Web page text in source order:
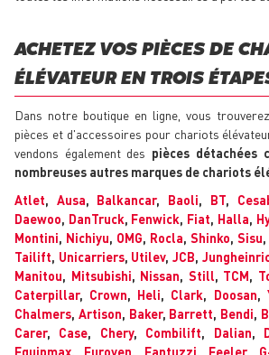
ACHETEZ VOS PIÈCES DE
ÉLÉVATEUR EN TROIS
Dans notre boutique en ligne, vous
pièces et d'accessoires pour chariots
vendons également des pièces détachées
nombreuses autres marques de chariots
Atlet, Ausa, Balkancar, Baoli, BT,
Daewoo, DanTruck, Fenwick, Fiat, Halla,
Montini, Nichiyu, OMG, Rocla, Shinko, Sisu,
Tailift, Unicarriers, Utilev,JCB,
Manitou, Mitsubishi, Nissan, Still, TCM,
Caterpillar, Crown, Heli, Clark, Doosan,
Chalmers, Artison, Baker, Barrett, Bendi,
Carer, Case, Chery, Combilift, Dalian,
Equipmax, Euroyen, Fantuzzi, Feeler,